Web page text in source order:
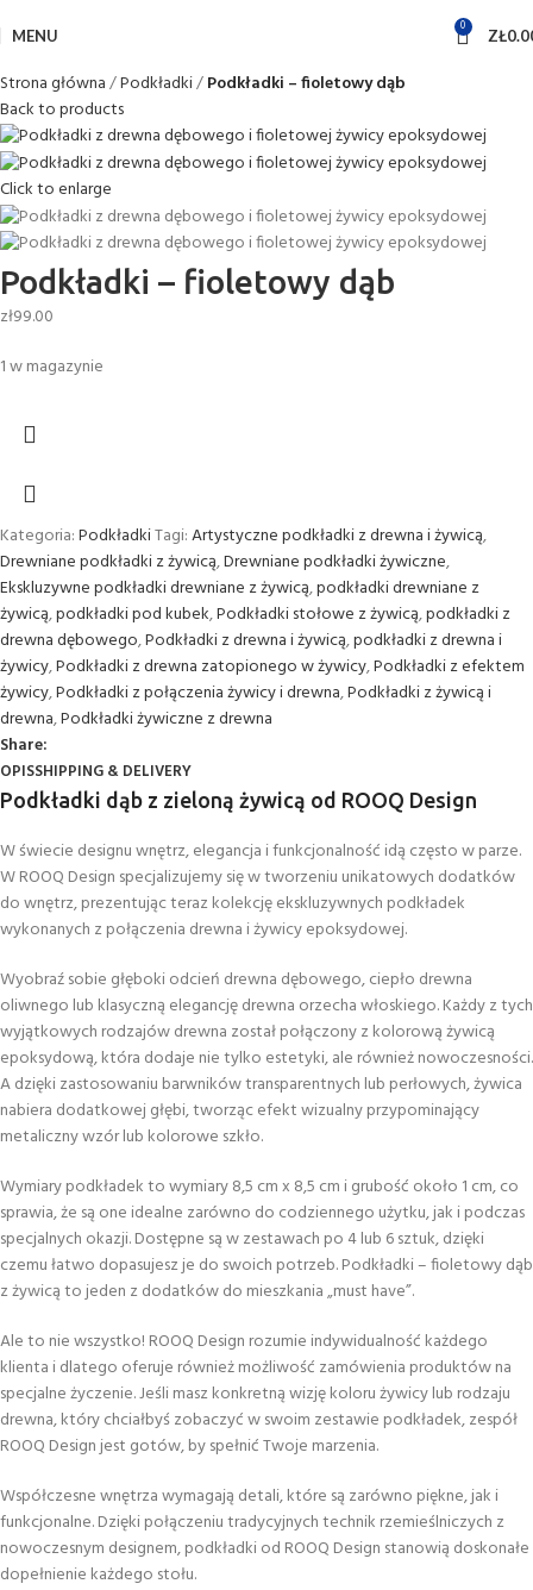
MENU 0 ZŁ
Strona główna Podkładki Podkładki – fioletowy dąb
Back to products
Click to enlarge
Podkładki – fioletowy dąb
zł99.00
1 w magazynie
Kategoria:PodkładkiTagi:Artystyczne podkładki z drewna i żywicą,
Drewniane podkładki z żywicą,Drewniane podkładki żywiczne,
Ekskluzywne podkładki drewniane z żywicą,podkładki drewniane z
żywicą,podkładki pod kubek,Podkładki stołowe z żywicą,podkładki z
drewna dębowego,Podkładki z drewna i żywicą,podkładki z drewna i
żywicy,Podkładki z drewna zatopionego w żywicy,Podkładki z efektem
żywicy,Podkładki z połączenia żywicy i drewna,Podkładki z żywicą i
drewna,Podkładki żywiczne z drewna
Share:
OPISSHIPPING & DELIVERY
Podkładki dąb z zieloną żywicą od ROOQ Design
W świecie designu wnętrz, elegancja i funkcjonalność idą często w parze.
W ROOQ Design specjalizujemy się w tworzeniu unikatowych dodatków
do wnętrz, prezentując teraz kolekcję ekskluzywnych podkładek
wykonanych z połączenia drewna i żywicy epoksydowej.
Wyobraź sobie głęboki odcień drewna dębowego, ciepło drewna
oliwnego lub klasyczną elegancję drewna orzecha włoskiego. Każdy z tych
wyjątkowych rodzajów drewna został połączony z kolorową żywicą
epoksydową, która dodaje nie tylko estetyki, ale również nowoczesności.
A dzięki zastosowaniu barwników transparentnych lub perłowych, żywica
nabiera dodatkowej głębi, tworząc efekt wizualny przypominający
metaliczny wzór lub kolorowe szkło.
Wymiary podkładek to wymiary 8,5 cm x 8,5 cm i grubość około 1 cm, co
sprawia, że są one idealne zarówno do codziennego użytku, jak i podczas
specjalnych okazji. Dostępne są w zestawach po 4 lub 6 sztuk, dzięki
czemu łatwo dopasujesz je do swoich potrzeb. Podkładki – fioletowy dąb
z żywicą to jeden z dodatków do mieszkania „must have”.
Ale to nie wszystko! ROOQ Design rozumie indywidualność każdego
klienta i dlatego oferuje również możliwość zamówienia produktów na
specjalne życzenie. Jeśli masz konkretną wizję koloru żywicy lub rodzaju
drewna, który chciałbyś zobaczyć w swoim zestawie podkładek, zespół
ROOQ Design jest gotów, by spełnić Twoje marzenia.
Współczesne wnętrza wymagają detali, które są zarówno piękne, jak i
funkcjonalne. Dzięki połączeniu tradycyjnych technik rzemieślniczych z
nowoczesnym designem, podkładki od ROOQ Design stanowią doskonałe
dopełnienie każdego stołu.